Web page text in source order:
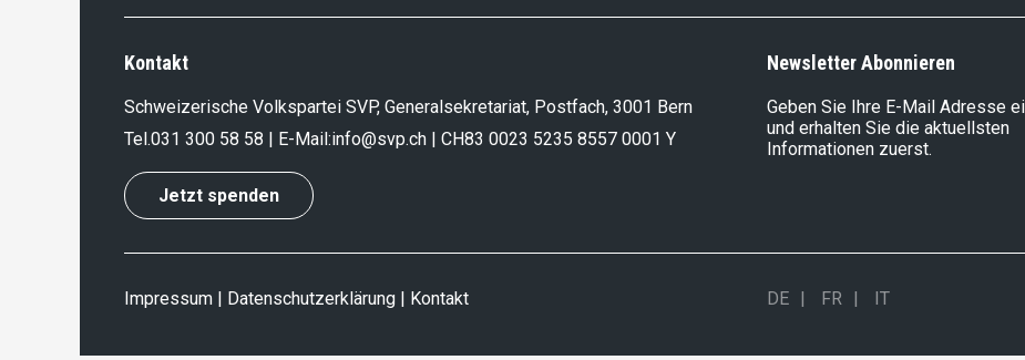
Kontakt
Schweizerische Volkspartei SVP, Generalsekretariat, Postfach, 3001 Bern
Tel.031 300 58 58 | E-Mail:info@svp.ch | CH83 0023 5235 8557 0001 Y
Jetzt spenden
Newsletter Abonnieren
Geben Sie Ihre E-Mail Adresse
und erhalten Sie die aktuellsten
Informationen zuerst.
Impressum Datenschutzerklärung Kontakt DE FR IT